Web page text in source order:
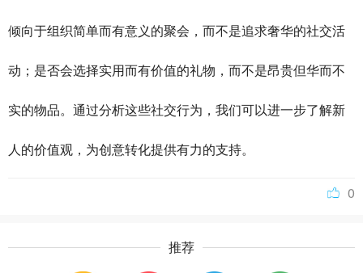
倾向于组织简单而有意义的聚会，而不是追求奢华的社交活
动；是否会选择实用而有价值的礼物，而不是昂贵但华而不
实的物品。通过分析这些社交行为，我们可以进一步了解新
人的价值观，为创意转化提供有力的支持。
0
推荐